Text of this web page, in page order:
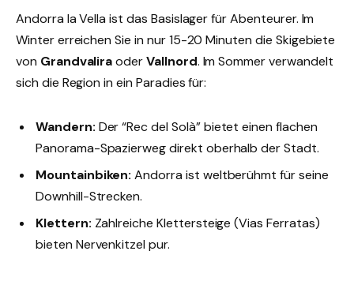
Andorra la Vella ist das Basislager für Abenteurer. Im
Winter erreichen Sie in nur 15-20 Minuten die Skigebiete
von GrandvaliraoderVallnord. Im Sommer verwandelt
sich die Region in ein Paradies für:
Wandern: Der “Rec del Solà” bietet einen flachen
Panorama-Spazierweg direkt oberhalb der Stadt.
Mountainbiken: Andorra ist weltberühmt für seine
Downhill-Strecken.
Klettern: Zahlreiche Klettersteige (Vias Ferratas)
bieten Nervenkitzel pur.